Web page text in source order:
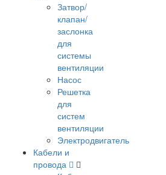
Затвор/
клапан/
заслонка
для
системы
вентиляции
Насос
Решетка
для
систем
вентиляции
Электродвигатель
Кабели и
провода